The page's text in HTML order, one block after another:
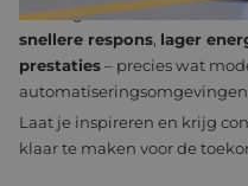
een hoger niveau tillen. Je
snellere respons, lager
prestaties– precies wat
automatiseringsomgevingen
Laat je inspireren en krijg
klaar te maken voor de